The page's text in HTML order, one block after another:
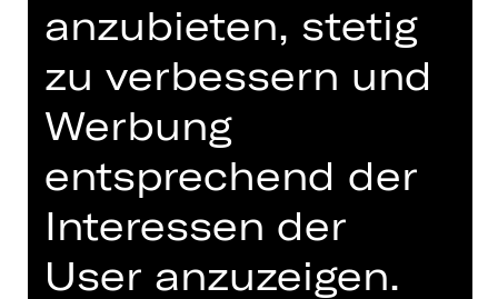
DE AKA­DE­MIE
6. Kammerkonzert
Sonntag, 25.04.2027
11.00 - 13.00 Uhr
Konzert
Gluck-Saal
Abo PH
anzubieten, stetig
zu verbessern und
Werbung
entsprechend der
Interessen der
User anzuzeigen.